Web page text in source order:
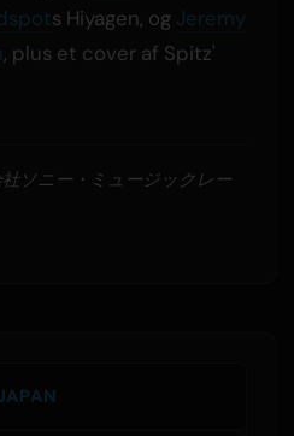
s Hiyagen, og Jeremy
, plus et cover af Spitz'
ソニー・ミュージックレー